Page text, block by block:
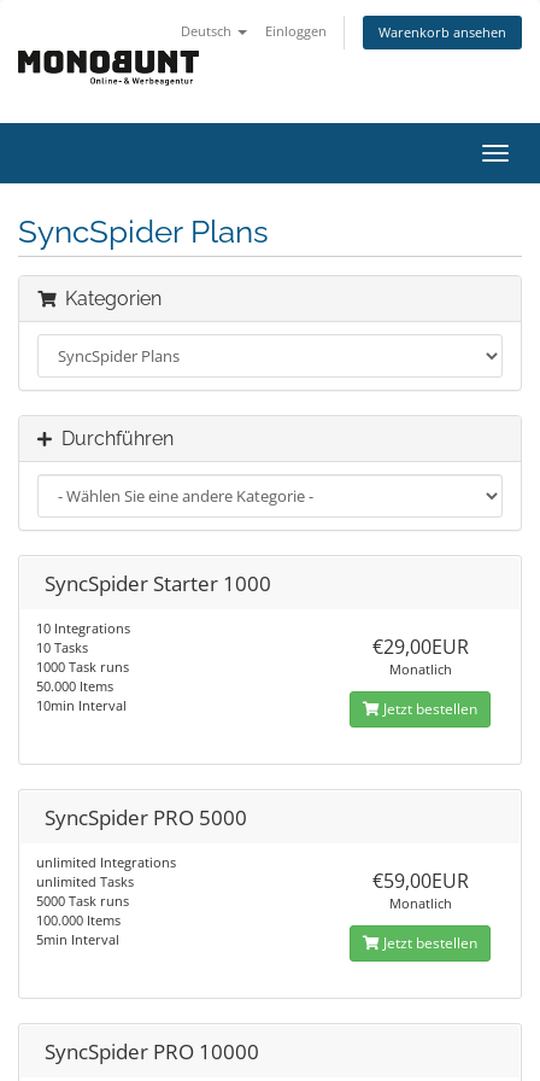
Deutsch Einloggen Warenkorb ansehen
ein-/
SyncSpider Plans
Kategorien
Durchführen
SyncSpider Starter 1000
10 Integrations
10 Tasks
1000 Task runs
50.000 Items
10min Interval
€29,00EUR
Monatlich
Jetzt bestellen
SyncSpider PRO 5000
unlimited Integrations
unlimited Tasks
5000 Task runs
100.000 Items
5min Interval
€59,00EUR
Monatlich
Jetzt bestellen
SyncSpider PRO 10000